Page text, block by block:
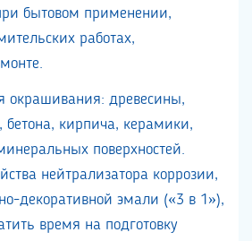
бытовом применении,
работах,
окрашивания: древесины,
бетона, кирпича, керамики,
поверхностей.
нейтрализатора коррозии,
декоративной эмали («3 в 1»),
время на подготовку